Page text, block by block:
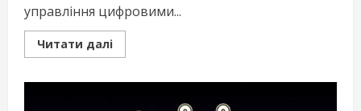
управління цифровими...
Читати даліRead
more